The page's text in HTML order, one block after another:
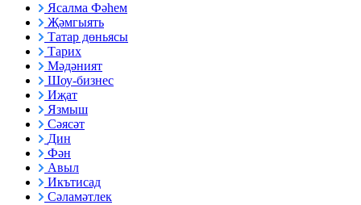
Ясалма Фәһем
Җәмгыять
Татар дөньясы
Тарих
Мәдәният
Шоу-бизнес
Иҗат
Язмыш
Сәясәт
Дин
Фән
Авыл
Икътисад
Сәламәтлек